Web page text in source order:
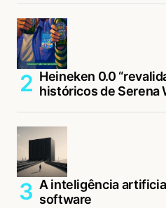
Heineken 0.0
históricos de Serena
A inteligência
software